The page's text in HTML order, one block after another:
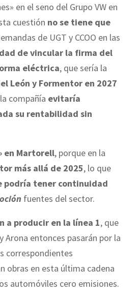
en el seno del Grupo VW en
cuestión no se tiene que
de UGT y CCOO en las
de vincular la firma del
eléctrica, que sería la
León y Formentor en 2027
compañía evitaría
su rentabilidad sin
en Martorell, porque en la
más allá de 2025, lo que
podría tener continuidad
fuentes del sector.
a producir en la línea 1, que
Arona entonces pasarán por la
correspondientes
obras en esta última cadena
automóviles cero emisiones.